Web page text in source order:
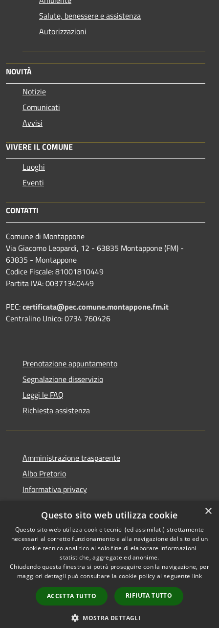
Salute, benessere e assistenza
Autorizzazioni
NOVITÀ
Notizie
Comunicati
Avvisi
VIVERE IL COMUNE
Luoghi
Eventi
CONTATTI
Comune di Montappone
Via Giacomo Leopardi, 12 - 63835 Montappone (FM) -
63835 - Montappone
Codice Fiscale: 81001810449
Partita IVA: 00371340449
PEC:certificata@pec.comune.montappone.fm.it
Centralino Unico: 0734 760426
Prenotazione appuntamento
Segnalazione disservizio
Leggi le FAQ
Richiesta assistenza
Amministrazione trasparente
Albo Pretorio
Informativa privacy
Dichiarazione di accessibilità
RSS
Accessibilità
Copyright © 2026 • Comune di
Montappone • Powered by
Municipium•
Accesso
redazione
×
Questo sito web utilizza cookie
Questo sito web utilizza cookie tecnici (ed assimilati) strettamente
necessari al corretto funzionamento e alla navigazione del sito ed un
cookie tecnico analitico al solo fine di elaborare informazioni
statistiche, aggregate ed anonime.
Chiudendo questa finestra si potrà proseguire con la navigazione, per
maggiori dettagli può consultare la cookie policy al seguente link
ACCETTA TUTTO RIFIUTA TUTTO
MOSTRA DETTAGLI